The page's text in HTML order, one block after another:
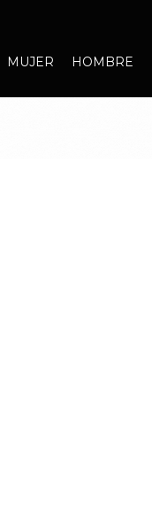
MUJER HOMBRE